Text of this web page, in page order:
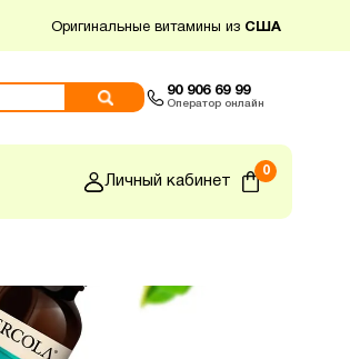
Оригинальные витамины из США
90 906 69 99
Оператор онлайн
Личный кабинет
0